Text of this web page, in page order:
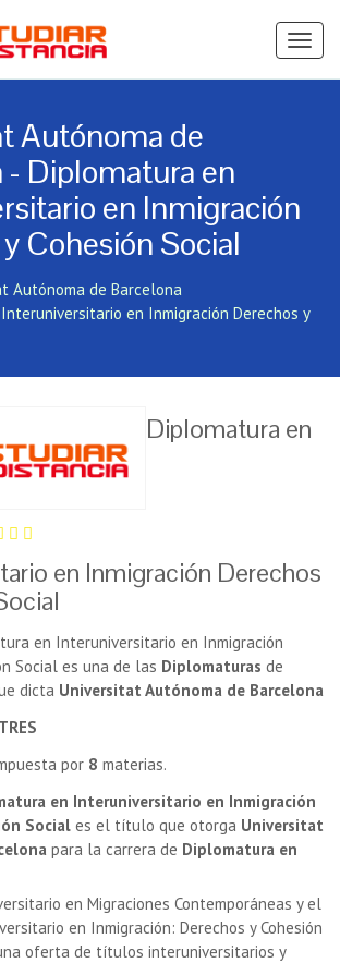
Ver
Autónoma de
- Diplomatura en
en Inmigración
Cohesión Social
Autónoma de Barcelona
en Inmigración Derechos y
Diplomatura en
en Inmigración Derechos
en Interuniversitario en Inmigración
Social es una de las Diplomaturas de
dicta Universitat Autónoma de Barcelona
por 8 materias.
en Interuniversitario en Inmigración
Social es el título que otorga Universitat
para la carrera de Diplomatura en
en Migraciones Contemporáneas y el
en Inmigración: Derechos y Cohesión
oferta de títulos interuniversitarios y